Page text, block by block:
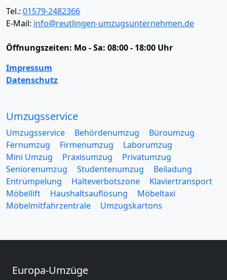
Tel.: 01579-2482366
E-Mail: info@reutlingen-umzugsunternehmen.de
Öffnungszeiten: Mo - Sa: 08:00 - 18:00 Uhr
Impressum
Datenschutz
Umzugsservice
Umzugsservice Behördenumzug
Büroumzug
Fernumzug
Firmenumzug
Laborumzug
Mini Umzug
Praxisumzug
Privatumzug
Seniorenumzug
Studentenumzug
Beiladung
Entrümpelung
Halteverbotszone
Klaviertransport
Möbellift
Haushaltsauflösung
Möbeltaxi
Möbelmitfahrzentrale
Umzugskartons
Europa-Umzüge